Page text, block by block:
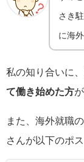
さき
に海
私の知り合いに、
て働き始めた方
また、海外就職
さんが以下のポ